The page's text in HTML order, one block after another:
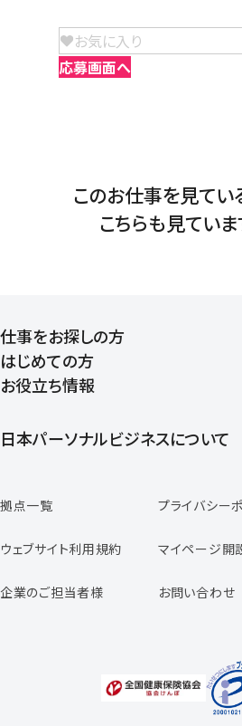
お気に入り
応募画面へ
このお仕事を見てい
こちらも見ていま
仕事をお探しの方
はじめての方
登録から就業開始までの流れ
お役立ち情報
日本パーソナルビジネスについて
スタッフの声
専任コンサルタントの声
福利厚生のご案内
拠点一覧 プライバシー
ウェブサイト利用規約 マイページ開
企業のご担当者様 お問い合わせ